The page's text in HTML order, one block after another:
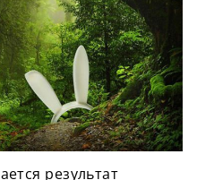
результат